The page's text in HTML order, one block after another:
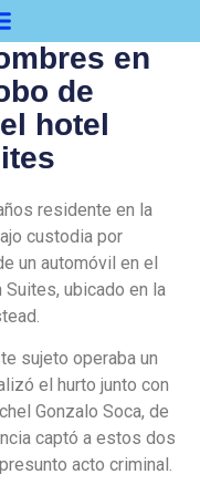
en
de
hotel
residente en la
custodia por
un automóvil en el
ubicado en la
sujeto operaba un
el hurto junto con
Gonzalo Soca, de
captó a estos dos
acto criminal.